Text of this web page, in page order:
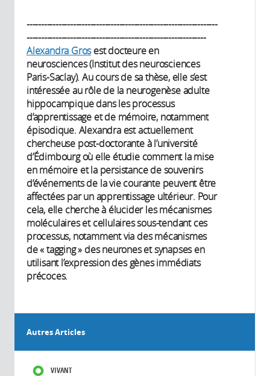
------------------------------------------------------------------
--------------------------------------------------------------
Alexandra Grosest docteure en
neurosciences (Institut des neurosciences
Paris-Saclay). Au cours de sa thèse, elle s’est
intéressée au rôle de la neurogenèse adulte
hippocampique dans les processus
d’apprentissage et de mémoire, notamment
épisodique. Alexandra est actuellement
chercheuse post-doctorante à l’université
d’Édimbourg où elle étudie comment la mise
en mémoire et la persistance de souvenirs
d’événements de la vie courante peuvent être
affectées par un apprentissage ultérieur. Pour
cela, elle cherche à élucider les mécanismes
moléculaires et cellulaires sous-tendant ces
processus, notamment via des mécanismes
de « tagging » des neurones et synapses en
utilisant l’expression des gènes immédiats
précoces.
Autres Articles
VIVANT